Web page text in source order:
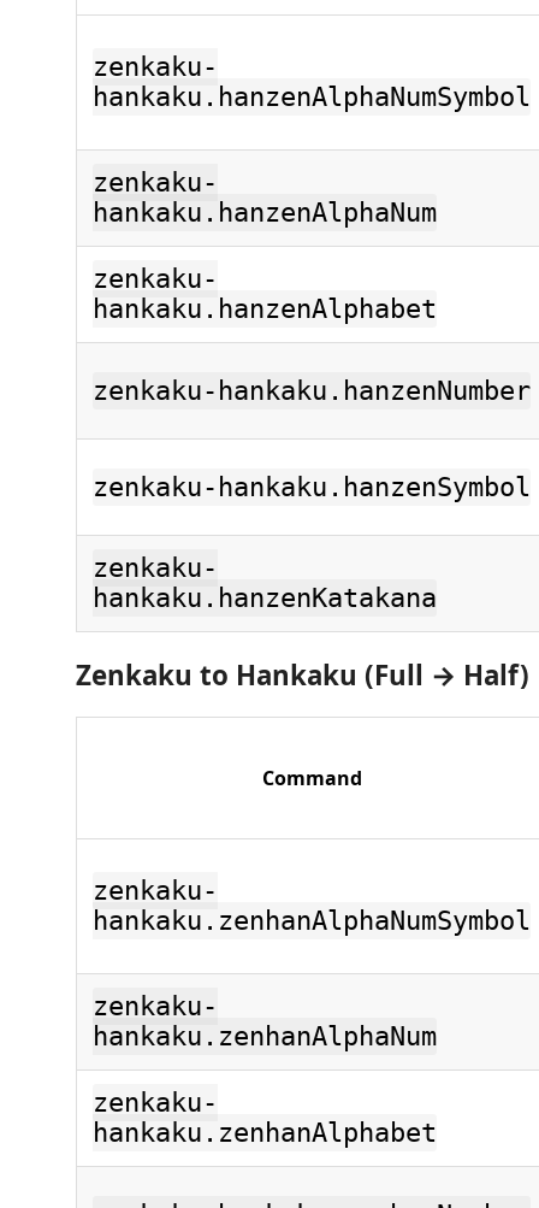
zenkaku-
hankaku.hanzenAlphaNumSymbol
zenkaku-
hankaku.hanzenAlphaNum
zenkaku-
hankaku.hanzenAlphabet
zenkaku-hankaku.hanzenNumber
zenkaku-hankaku.hanzenSymbol
zenkaku-
hankaku.hanzenKatakana
Zenkaku to Hankaku (Full → Half)
Command
zenkaku-
hankaku.zenhanAlphaNumSymbol
zenkaku-
hankaku.zenhanAlphaNum
zenkaku-
hankaku.zenhanAlphabet